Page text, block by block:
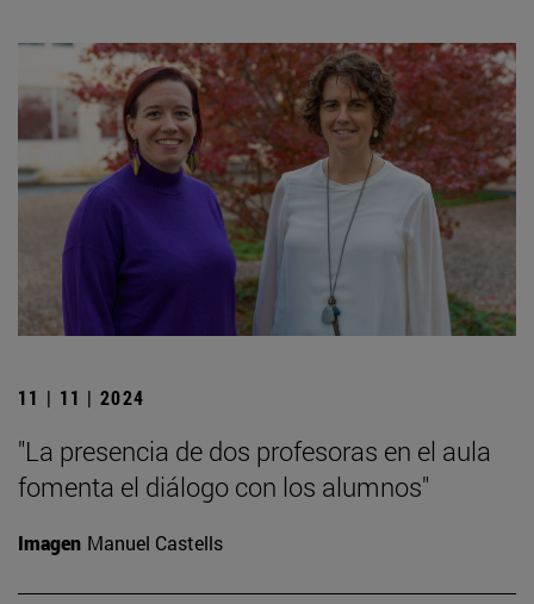
11 | 11 | 2024
"La presencia de dos profesoras en el aula
fomenta el diálogo con los alumnos"
Imagen Manuel Castells